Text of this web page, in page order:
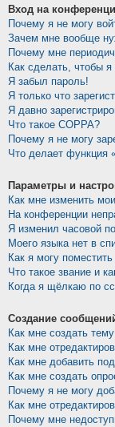
Вход на
Почему я не могу
Зачем мне вообще
Почему мне
Как сделать, чтобы
Я забыл пароль!
Я только что
Я давно
Что такое COPPA?
Почему я не могу
Что делает функция
Параметры и
Как мне изменить
На конференции
Я изменил часовой
Моего языка нет в
Как я могу
Что такое звание и
Когда я щёлкаю по
Создание
Как мне создать
Как мне
Как мне добавить
Как мне создать
Почему я не могу
Как мне
Почему мне